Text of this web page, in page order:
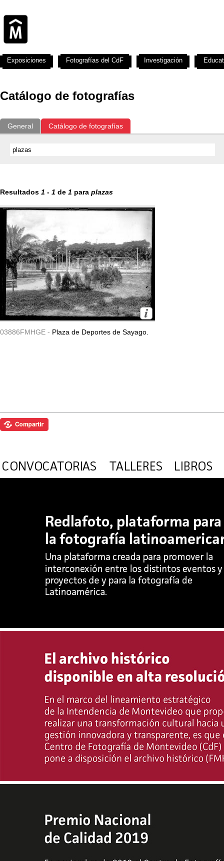
Catálogo de fotografías
General Catálogo de fotografías
Resultados 1 - 1 de 1 para plazas
03886FMHGE - Plaza de Deportes de Sayago.
Exposiciones Fotografías del CdF Investigación